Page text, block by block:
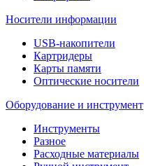
Носители информации
USB-накопители
Картридеры
Карты памяти
Оптические носители
Оборудование и инструмент
Инструменты
Разное
Расходные материалы